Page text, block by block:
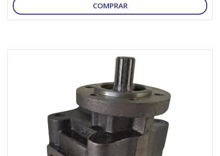
COMPRAR